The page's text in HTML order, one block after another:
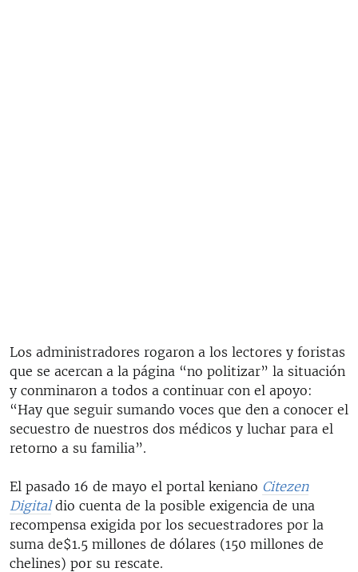
Los administradores rogaron a los lectores y foristas
que se acercan a la página “no politizar” la situación
y conminaron a todos a continuar con el apoyo:
“Hay que seguir sumando voces que den a conocer el
secuestro de nuestros dos médicos y luchar para el
retorno a su familia”.
El pasado 16 de mayo el portal keniano Citezen
Digitaldio cuenta de la posible exigencia de una
recompensa exigida por los secuestradores por la
suma de$1.5 millones de dólares (150 millones de
chelines) por su rescate.